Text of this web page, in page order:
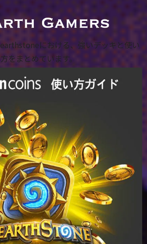
における、強いデッキと使い
方をまとめています。